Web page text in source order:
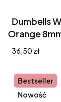
Dumbells
Orange
Cena
36,50 zł
Bestseller
Nowość